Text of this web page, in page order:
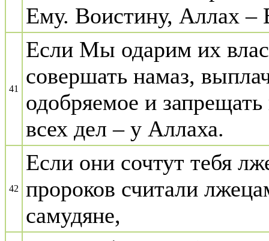
Ему. Воистину, Аллах
41
Если Мы одарим их
совершать намаз,
одобряемое и
всех дел – у Аллаха.
42
Если они сочтут тебя
пророков считали
самудяне,